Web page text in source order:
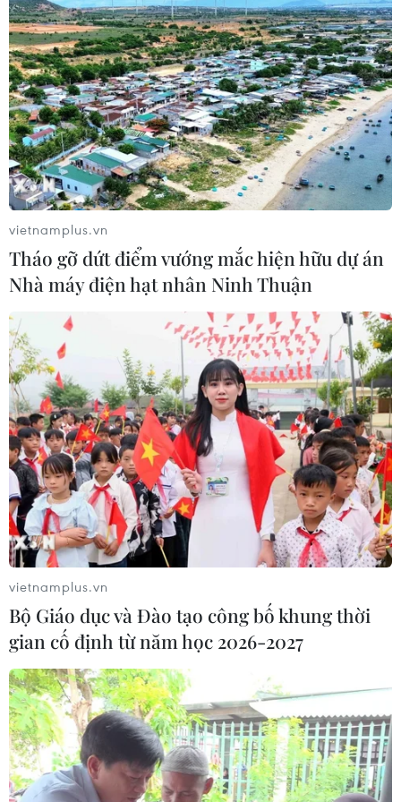
Italy và Hy Lạp trở thành điểm nóng
của virus Tây sông Nile
06/08/2026 13:24
Bão Dolphin hướng vào miền Đông
Trung Quốc, cảnh báo mưa lớn trên
diện rộng
06/08/2026 08:36
Làn sóng tấn công mạng nhằm vào
các quỹ đầu cơ lớn của Mỹ
06/08/2026 06:47
Anh công bố kết quả điều tra ban
đầu vụ đâm dao ở trung tâm London
06/08/2026 06:00
Hàn Quốc tăng cường giải pháp
ngăn chặn đánh bạc trực tuyến trong
quân đội
06/08/2026 04:52
Khẩn trường khám nghiệm
hiện trường, điều tra nguyên nhân
vụ cháy chợ Biên Hòa
06/08/2026 04:37
Pháp mở các điểm tắm sông
vietnamplus.vn
Tháo gỡ dứt điểm vướng mắc hiện hữu dự án
Nhà máy điện hạt nhân Ninh Thuận
vietnamplus.vn
Bộ Giáo dục và Đào tạo công bố khung thời
gian cố định từ năm học 2026-2027